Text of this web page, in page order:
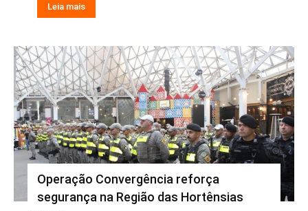
Leia mais
Operação Convergência reforça
segurança na Região das Hortênsias